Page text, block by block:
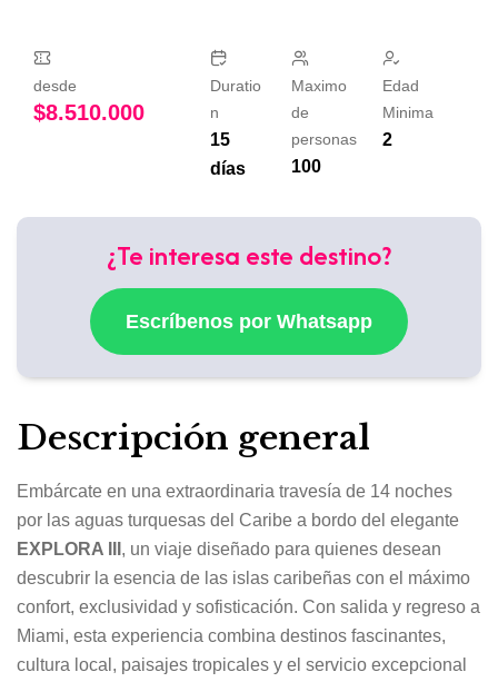
desde
$8.510.000
Duratio
n
15
días
Maximo
de
personas
100
Edad
Minima
2
¿Te interesa este destino?
Escríbenos por Whatsapp
Descripción general
Embárcate en una extraordinaria travesía de 14 noches
por las aguas turquesas del Caribe a bordo del elegante
EXPLORA III , un viaje diseñado para quienes desean
descubrir la esencia de las islas caribeñas con el máximo
confort, exclusividad y sofisticación. Con salida y regreso a
Miami, esta experiencia combina destinos fascinantes,
cultura local, paisajes tropicales y el servicio excepcional